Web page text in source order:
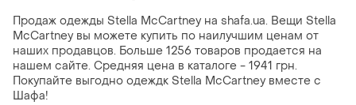
Продаж одежды Stella McCartney на shafa.ua. Вещи Stella
McCartney вы можете купить по наилучшим ценам от
наших продавцов. Больше 1256 товаров продается на
нашем сайте. Средняя цена в каталоге - 1941 грн.
Покупайте выгодно одеждк Stella McCartney вместе с
Шафа!